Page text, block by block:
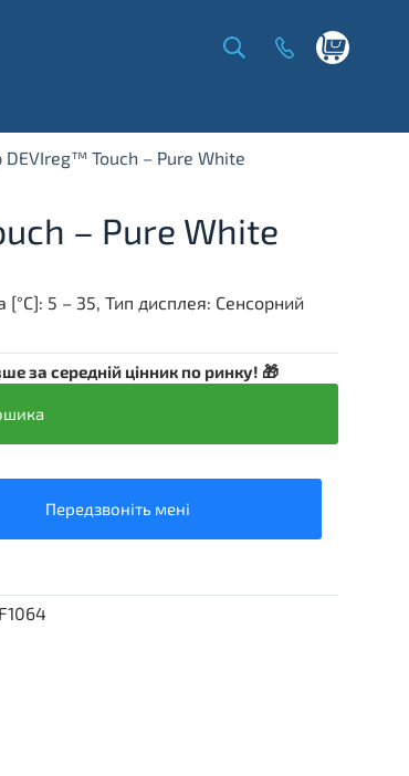
Shopping
DEVIreg™ Touch – Pure White
– Pure White
5 – 35, Тип дисплея: Сенсорний
за середній цінник по ринку! 🎁
Передзвоніть мені